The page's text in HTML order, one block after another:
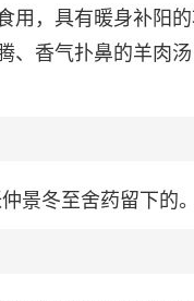
用，具有暖身补阳
、香气扑鼻的羊肉
景冬至舍药留下的